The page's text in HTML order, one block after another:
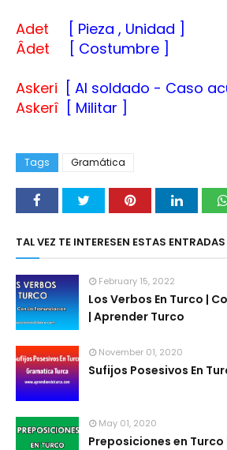
Adet
[ Pieza , Unidad ]
Âdet
[ Costumbre ]
Askeri [ Al soldado - Caso
Askerî [ Militar ]
Tags Gramática
TAL VEZ TE INTERESEN ESTAS ENTRADAS
February 15, 2022
Los Verbos En Turco |
| Aprender Turco
November 01, 2020
Sufijos Posesivos En
May 01, 2020
Preposiciones en